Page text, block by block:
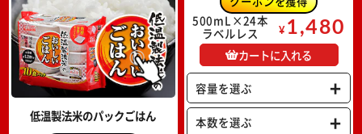
低温製法米のパックごはん
500mL×24本
ラベルレス
¥1,480
カートに入れる
容量を選ぶ
本数を選ぶ